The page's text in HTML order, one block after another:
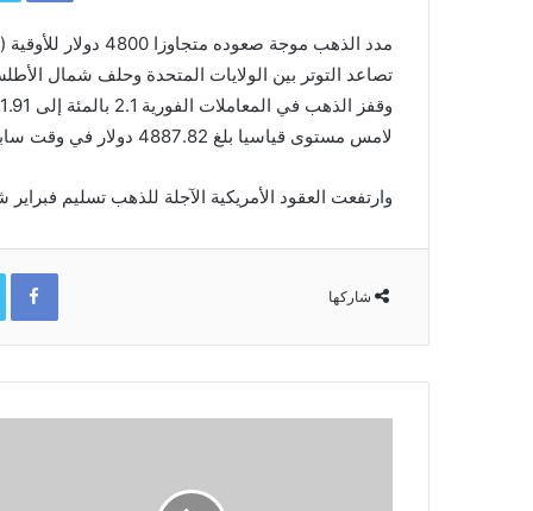
مدد الذهب موجة
تصاعد التوتر بين الولايات المتحدة وحلف شمال
لامس مستوى قياسيا بلغ 4887.82 دولار في وقت سابق من الجلسة.
وارتفعت العقود الأمريكية الآجلة للذهب تسليم فبراير شباط 2.1 بالمئة إلى 4864.80
شاركها